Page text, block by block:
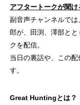
アフタートークが聞
副音声チャンネルで
郎が、田渕、澤部と
クを配信。
当日の裏話や、この
す。
Great Huntingとは？